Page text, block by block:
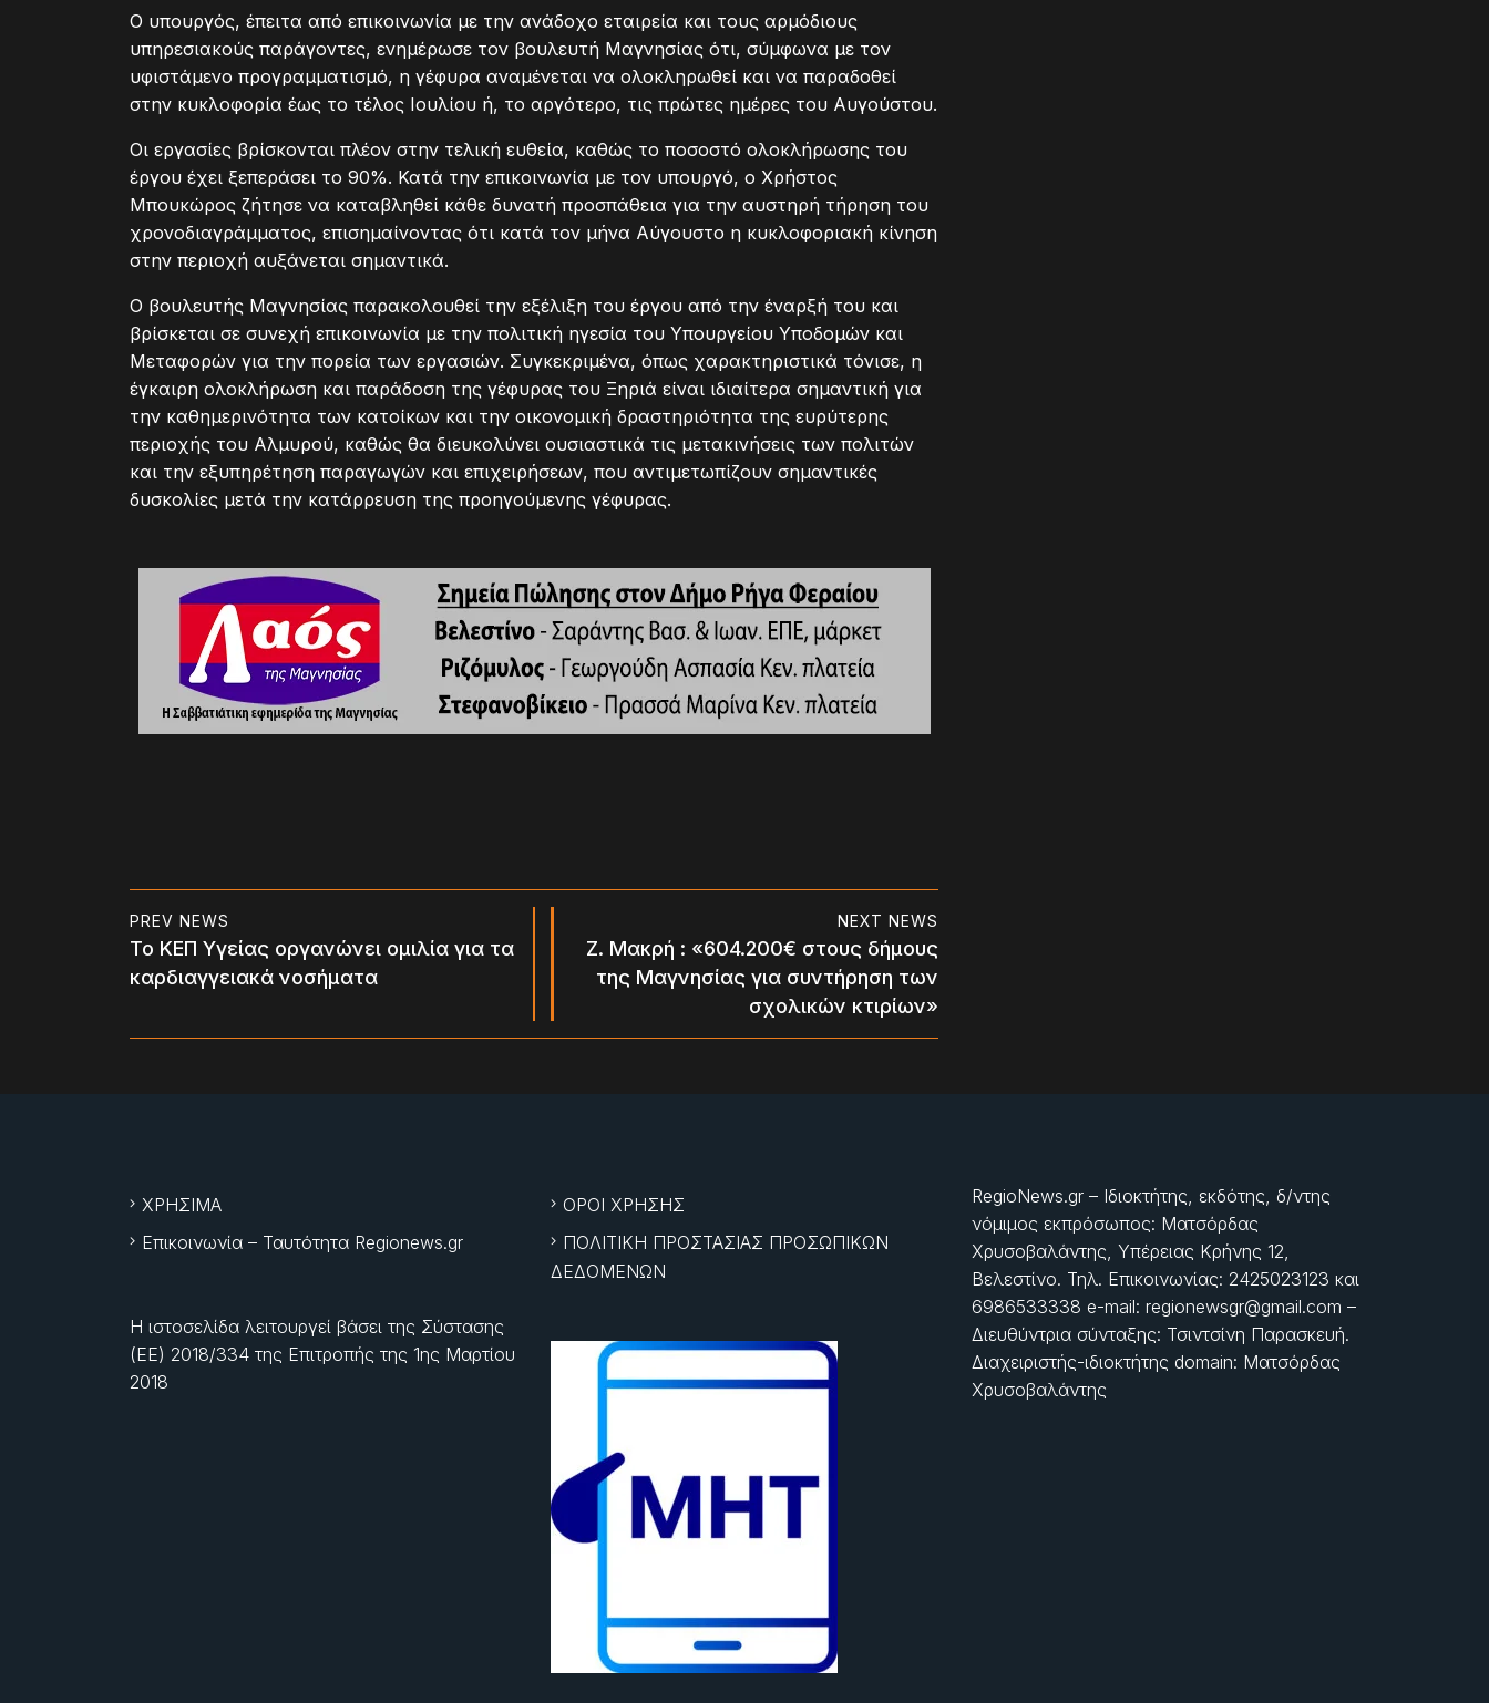
Ο υπουργός, έπειτα από επικοινωνία με την ανάδοχο εταιρεία και τους αρμόδιους
υπηρεσιακούς παράγοντες, ενημέρωσε τον βουλευτή Μαγνησίας ότι, σύμφωνα με τον
υφιστάμενο προγραμματισμό, η γέφυρα αναμένεται να ολοκληρωθεί και να παραδοθεί
στην κυκλοφορία έως το τέλος Ιουλίου ή, το αργότερο, τις πρώτες ημέρες του Αυγούστου.
Οι εργασίες βρίσκονται πλέον στην τελική ευθεία, καθώς το ποσοστό ολοκλήρωσης του
έργου έχει ξεπεράσει το 90%. Κατά την επικοινωνία με τον υπουργό, ο Χρήστος
Μπουκώρος ζήτησε να καταβληθεί κάθε δυνατή προσπάθεια για την αυστηρή τήρηση του
χρονοδιαγράμματος, επισημαίνοντας ότι κατά τον μήνα Αύγουστο η κυκλοφοριακή κίνηση
στην περιοχή αυξάνεται σημαντικά.
Ο βουλευτής Μαγνησίας παρακολουθεί την εξέλιξη του έργου από την έναρξή του και
βρίσκεται σε συνεχή επικοινωνία με την πολιτική ηγεσία του Υπουργείου Υποδομών και
Μεταφορών για την πορεία των εργασιών. Συγκεκριμένα, όπως χαρακτηριστικά τόνισε, η
έγκαιρη ολοκλήρωση και παράδοση της γέφυρας του Ξηριά είναι ιδιαίτερα σημαντική για
την καθημερινότητα των κατοίκων και την οικονομική δραστηριότητα της ευρύτερης
περιοχής του Αλμυρού, καθώς θα διευκολύνει ουσιαστικά τις μετακινήσεις των πολιτών
και την εξυπηρέτηση παραγωγών και επιχειρήσεων, που αντιμετωπίζουν σημαντικές
δυσκολίες μετά την κατάρρευση της προηγούμενης γέφυρας.
PREV NEWS
Το ΚΕΠ Υγείας οργανώνει ομιλία για τα
καρδιαγγειακά νοσήματα
NEXT NEWS
Ζ. Μακρή : «604.200€ στους δήμους
της Μαγνησίας για συντήρηση των
σχολικών κτιρίων»
ΧΡΗΣΙΜΑ
Επικοινωνία – Ταυτότητα Regionews.gr
Η ιστοσελίδα λειτουργεί βάσει της Σύστασης
(ΕΕ) 2018/334 της Επιτροπής της 1ης Μαρτίου
2018
ΟΡΟΙ ΧΡΗΣΗΣ
ΠΟΛΙΤΙΚΗ ΠΡΟΣΤΑΣΙΑΣ ΠΡΟΣΩΠΙΚΩΝ
ΔΕΔΟΜΕΝΩΝ
RegioNews.gr – Ιδιοκτήτης, εκδότης, δ/ντης
νόμιμος εκπρόσωπος: Ματσόρδας
Χρυσοβαλάντης, Υπέρειας Κρήνης 12,
Βελεστίνο. Τηλ. Επικοινωνίας: 2425023123 και
6986533338 e-mail: regionewsgr@gmail.com –
Διευθύντρια σύνταξης: Τσιντσίνη Παρασκευή.
Διαχειριστής-ιδιοκτήτης domain: Ματσόρδας
Χρυσοβαλάντης